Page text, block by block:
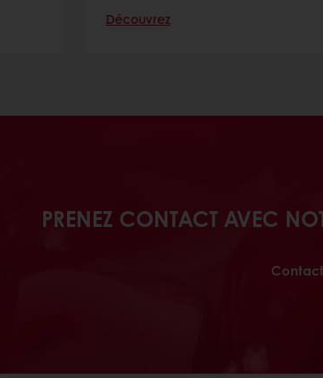
Découvrez
PRENEZ CONTACT AVEC